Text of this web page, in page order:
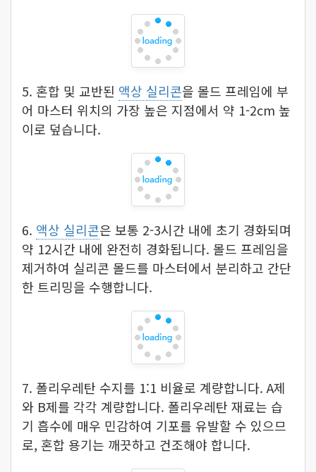
5. 혼합 및 교반된 액상 실리콘을 몰드 프레임에 부
어 마스터 위치의 가장 높은 지점에서 약 1-2cm 높
이로 덮습니다.
6. 액상 실리콘은 보통 2-3시간 내에 초기 경화되며
약 12시간 내에 완전히 경화됩니다. 몰드 프레임을
제거하여 실리콘 몰드를 마스터에서 분리하고 간단
한 트리밍을 수행합니다.
7. 폴리우레탄 수지를 1:1 비율로 계량합니다. A제
와 B제를 각각 계량합니다. 폴리우레탄 재료는 습
기 흡수에 매우 민감하여 기포를 유발할 수 있으므
로, 혼합 용기는 깨끗하고 건조해야 합니다.